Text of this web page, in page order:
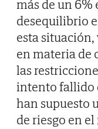
más de un 6%
desequilibrio
esta situación,
en materia de
las
intento fallido
han supuesto
de riesgo en